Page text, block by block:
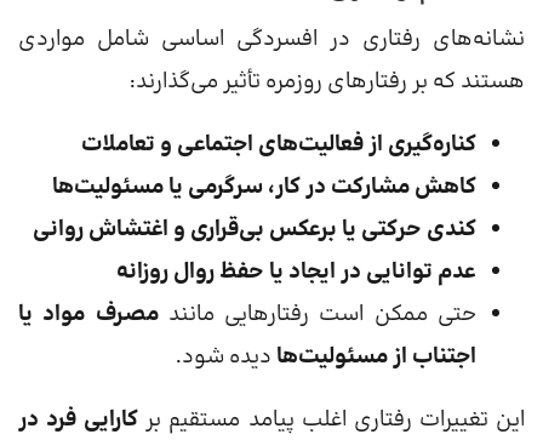
نشانه‌های رفتاری در افسردگی اساسی شامل مواردی
هستند که بر رفتارهای روزمره تأثیر می‌گذارند:
کناره‌گیری از فعالیت‌های اجتماعی و تعاملات
کاهش مشارکت در کار، سرگرمی یا مسئولیت‌ها
کندی حرکتی یا برعکس بی‌قراری و اغتشاش روانی
عدم توانایی در ایجاد یا حفظ روال روزانه
حتی ممکن است رفتارهایی مانندمصرف مواد یا
اجتناب از مسئولیت‌ها دیده شود.
این تغییرات رفتاری اغلب پیامد مستقیم بر کارایی فرد در